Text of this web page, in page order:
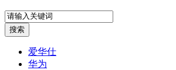
爱华仕
华为